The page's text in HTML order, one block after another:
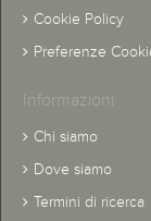
Cookie Policy
Preferenze
Informazioni
Chi siamo
Dove siamo
Termini di ricerca